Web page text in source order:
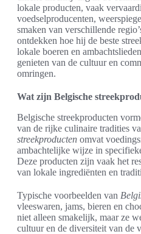
lokale producten, vaak
voedselproducenten,
smaken van verschillende
ontdekken hoe hij de beste
lokale boeren en
genieten van de cultuur en
omringen.
Wat zijn Belgische
Belgische streekproducten
van de rijke culinaire tradities
streekproducten omvat
ambachtelijke wijze in
Deze producten zijn vaak het
van lokale ingrediënten en
Typische voorbeelden van
vleeswaren, jams, bieren en
niet alleen smakelijk, maar ze
cultuur en de diversiteit van de